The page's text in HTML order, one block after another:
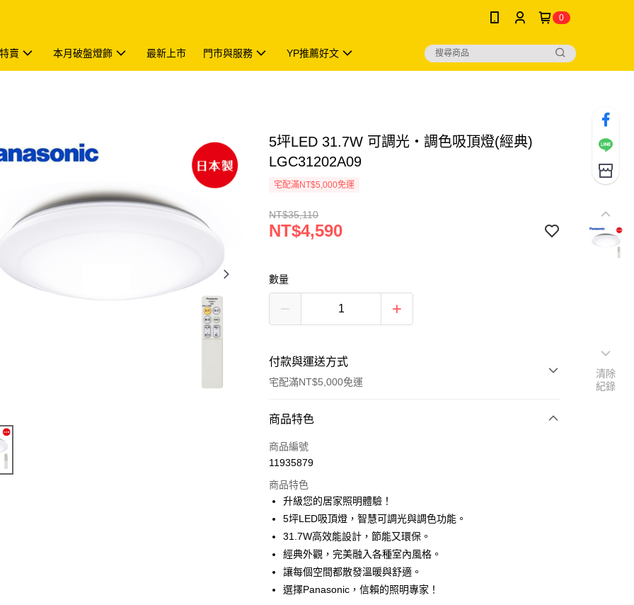
0
賣 本月破盤燈飾 最新上市 門市與服務 YP推薦好文
5坪LED 31.7W 可調光・調色吸頂燈(經典)
LGC31202A09
宅配滿NT$5,000免運
NT$35,110
NT$4,590
數量
付款與運送方式
宅配滿NT$5,000免運
付款方式
信用卡一次付款
Apple Pay
街口支付
悠遊付
Google Pay
商品特色
商品編號
11935879
商品特色
升級您的居家照明體驗！
5坪LED吸頂燈，智慧可調光與調色功能。
31.7W高效能設計，節能又環保。
經典外觀，完美融入各種室內風格。
讓每個空間都散發溫暖與舒適。
選擇Panasonic，信賴的照明專家！
清除
紀錄